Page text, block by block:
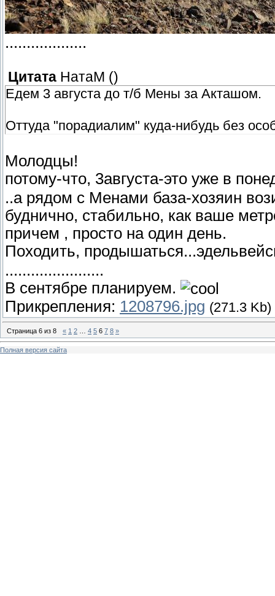
...................
Цитата НатаМ ()
Едем 3 августа до т/б Мены за Акташом.
Оттуда "порадиалим" куда-нибудь без
Молодцы!
потому-что, 3августа-это уже в
..а рядом с Менами база-хозяин
буднично, стабильно, как ваше
причем , просто на один день.
Походить,
.......................
В сентябре планируем.
Прикрепления: 1208796.jpg (271.3 Kb)
Страница 6 из 8 « 1 2 4 5 6 7 8 »
Полная версия сайта